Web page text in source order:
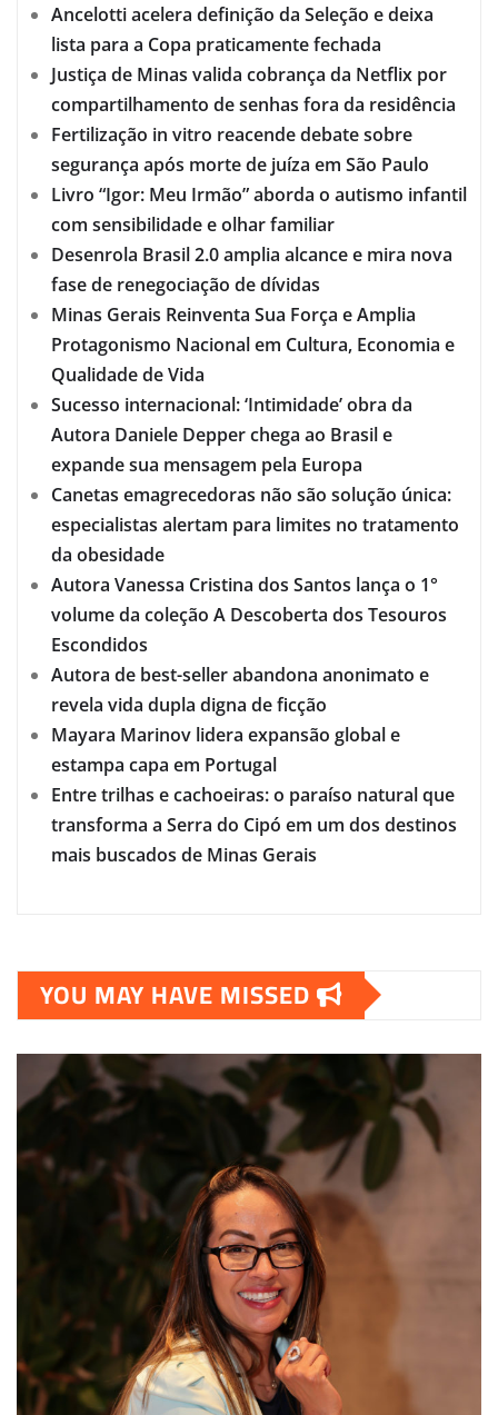
Ancelotti acelera definição da Seleção e deixa
lista para a Copa praticamente fechada
Justiça de Minas valida cobrança da Netflix por
compartilhamento de senhas fora da residência
Fertilização in vitro reacende debate sobre
segurança após morte de juíza em São Paulo
Livro “Igor: Meu Irmão” aborda o autismo infantil
com sensibilidade e olhar familiar
Desenrola Brasil 2.0 amplia alcance e mira nova
fase de renegociação de dívidas
Minas Gerais Reinventa Sua Força e Amplia
Protagonismo Nacional em Cultura, Economia e
Qualidade de Vida
Sucesso internacional: ‘Intimidade’ obra da
Autora Daniele Depper chega ao Brasil e
expande sua mensagem pela Europa
Canetas emagrecedoras não são solução única:
especialistas alertam para limites no tratamento
da obesidade
Autora Vanessa Cristina dos Santos lança o 1°
volume da coleção A Descoberta dos Tesouros
Escondidos
Autora de best-seller abandona anonimato e
revela vida dupla digna de ficção
Mayara Marinov lidera expansão global e
estampa capa em Portugal
Entre trilhas e cachoeiras: o paraíso natural que
transforma a Serra do Cipó em um dos destinos
mais buscados de Minas Gerais
YOU MAY HAVE MISSED